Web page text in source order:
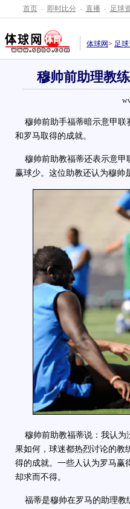
首页 - 即时比分 - 直播 - 足球
体球网> 足
穆帅前助理教
穆帅前助手福蒂暗示意甲联
和罗马取得的成就。
穆帅前助教福蒂还表示意甲
赢球少。这位助教还认为穆帅
穆帅前助教福蒂说：我认为
果如何，球迷都热烈讨论的教
得的成就。一些人认为罗马赢
却求而不得。
福蒂是穆帅在罗马的助理教